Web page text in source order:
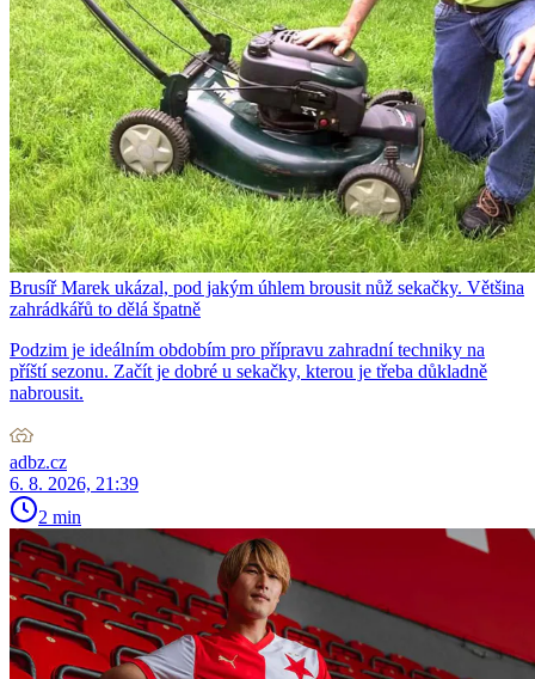
Brusíř Marek ukázal, pod jakým úhlem brousit nůž sekačky. Většina
zahrádkářů to dělá špatně
Podzim je ideálním obdobím pro přípravu zahradní techniky na
příští sezonu. Začít je dobré u sekačky, kterou je třeba důkladně
nabrousit.
adbz.cz
6. 8. 2026, 21:39
2 min